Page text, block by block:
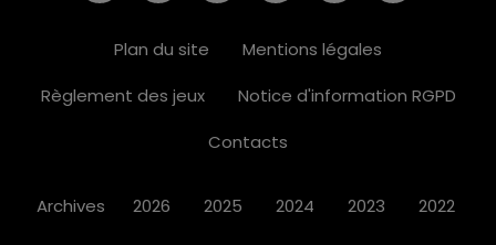
Plan du site
Mentions légales
Règlement des jeux
Notice d'information RGPD
Contacts
Archives 2026 2025 2024 2023 2022